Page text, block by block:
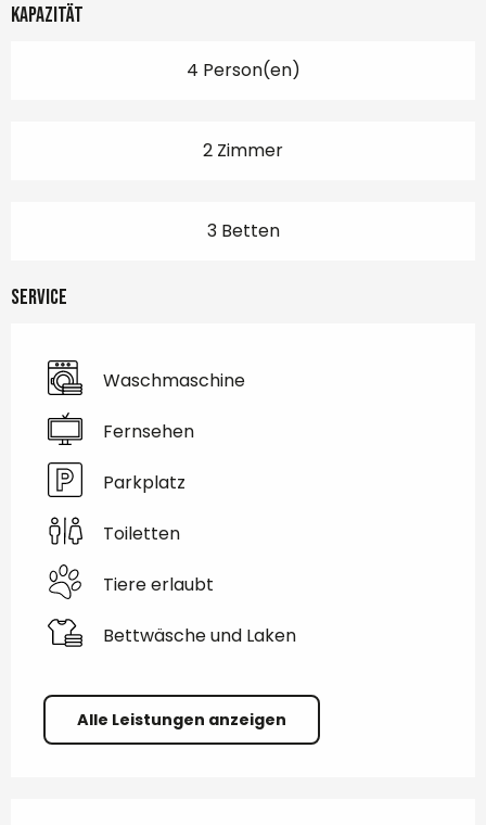
Kapazität
4 Person(en)
2 Zimmer
3 Betten
Service
Waschmaschine
Fernsehen
Parkplatz
Toiletten
Tiere erlaubt
Bettwäsche und Laken
Alle Leistungen anzeigen